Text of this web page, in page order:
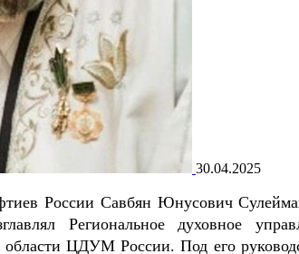
30.04.2025
России Савбян Юнусович
Региональное духовное
области ЦДУМ России. Под его